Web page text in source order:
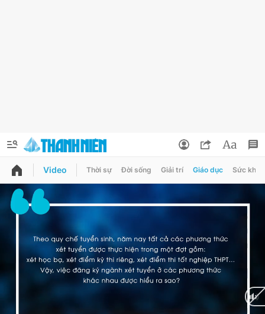
QUẢNG CÁO
Chuyên mục
Chuyên mục khác
Chào ngày mới
Thông tin tài khoản
Đổi mật khẩu
Tin đã lưu
Video Thời sự Đời sống Giải trí Giáo dục Sức khỏe